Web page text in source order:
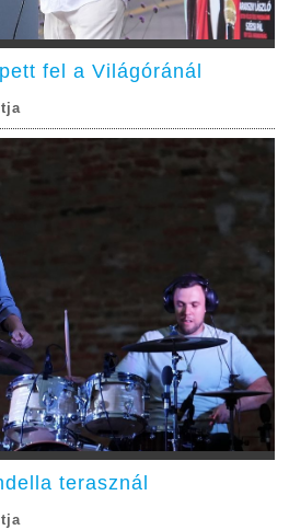
fel a Világóránál
terasznál